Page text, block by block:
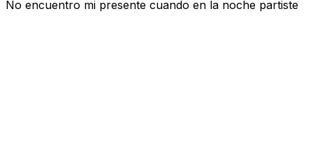
No encuentro mi presente cuando en la noche partiste